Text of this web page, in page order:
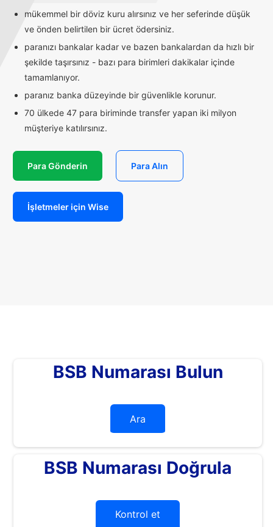
mükemmel bir döviz kuru alırsınız ve her seferinde düşük
ve önden belirtilen bir ücret ödersiniz.
paranızı bankalar kadar ve bazen bankalardan da hızlı bir
şekilde taşırsınız - bazı para birimleri dakikalar içinde
tamamlanıyor.
paranız banka düzeyinde bir güvenlikle korunur.
70 ülkede 47 para biriminde transfer yapan iki milyon
müşteriye katılırsınız.
Para Gönderin Para Alın
İşletmeler için Wise
BSB Numarası Bulun
Ara
BSB Numarası Doğrula
Kontrol et